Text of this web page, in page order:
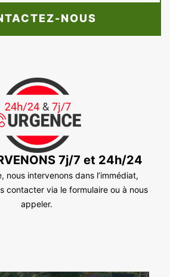
NOUS
7j/7 et 24h/24
nous intervenons dans l’immédiat,
contacter via le formulaire ou à nous
appeler.